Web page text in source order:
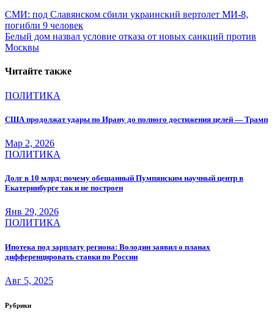
Навигация
по
записям
СМИ: под Славянском сбили украинский вертолет МИ-8,
погибли 9 человек
Белый дом назвал условие отказа от новых санкций против
Москвы
Читайте также
ПОЛИТИКА
США продолжат удары по Ирану до полного достижения целей — Трамп
Мар 2, 2026
ПОЛИТИКА
Долг в 10 млрд: почему обещанный Пумпянским научный центр в
Екатеринбурге так и не построен
Янв 29, 2026
ПОЛИТИКА
Ипотека под зарплату региона: Володин заявил о планах
дифференцировать ставки по России
Авг 5, 2025
Рубрики